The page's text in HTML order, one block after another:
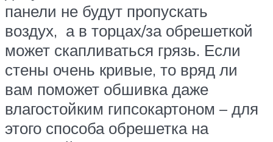
панели не будут пропускать
воздух, а в торцах/за обрешеткой
может скапливаться грязь. Если
стены очень кривые, то вряд ли
вам поможет обшивка даже
влагостойким гипсокартоном – для
этого способа обрешетка на